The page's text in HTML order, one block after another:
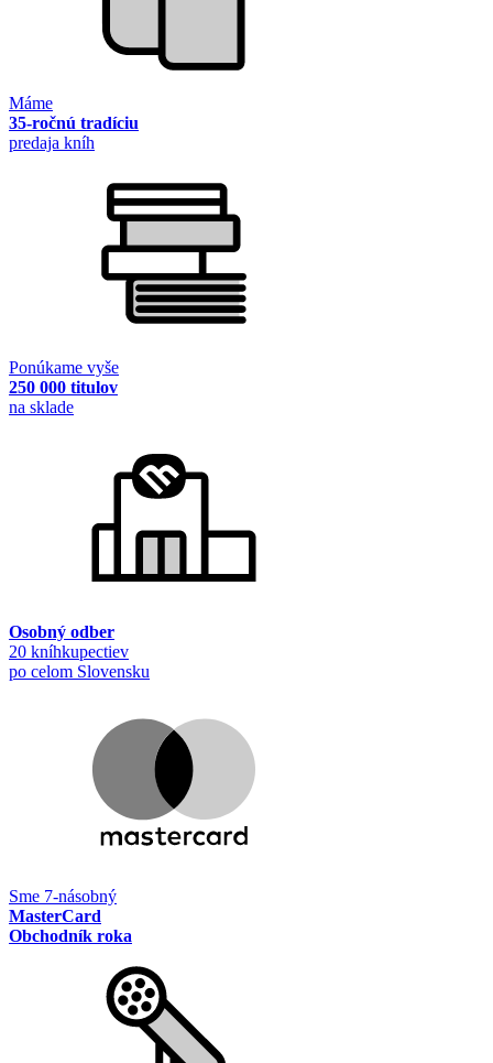
Máme
35-ročnú tradíciu
predaja kníh
Ponúkame vyše
250 000 titulov
na sklade
Osobný odber
20 kníhkupectiev
po celom Slovensku
Sme 7-násobný
MasterCard
Obchodník roka